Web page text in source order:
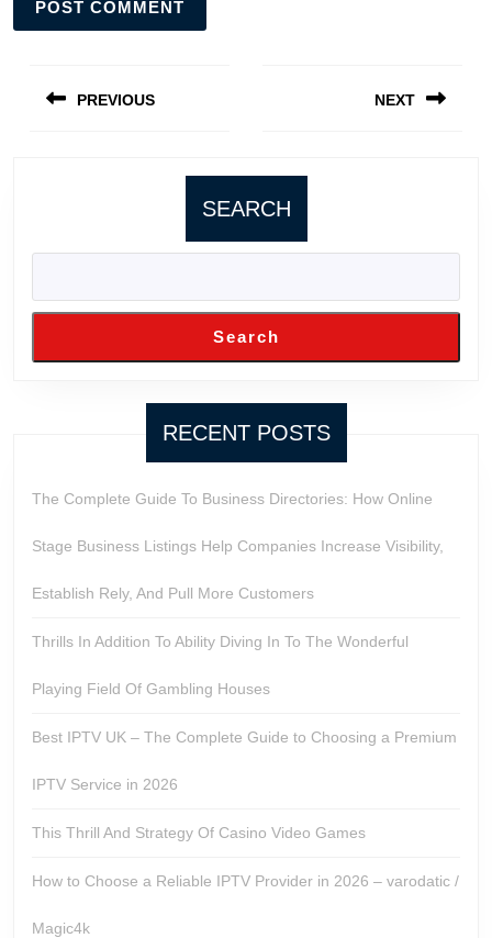
navigation
PREVIOUS NEXT
SEARCH
Search
RECENT POSTS
The Complete Guide To Business Directories: How Online
Stage Business Listings Help Companies Increase Visibility,
Establish Rely, And Pull More Customers
Thrills In Addition To Ability Diving In To The Wonderful
Playing Field Of Gambling Houses
Best IPTV UK – The Complete Guide to Choosing a Premium
IPTV Service in 2026
This Thrill And Strategy Of Casino Video Games
How to Choose a Reliable IPTV Provider in 2026 – varodatic /
Magic4k